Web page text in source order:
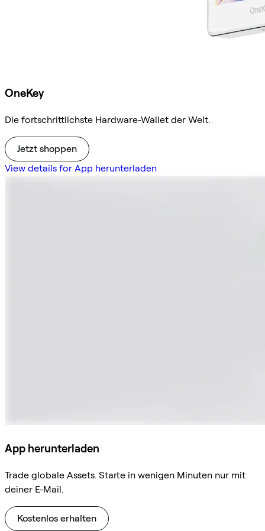
OneKey
Die fortschrittlichste Hardware-Wallet der Welt.
Jetzt shoppen
View details for App herunterladen
App herunterladen
Trade globale Assets. Starte in wenigen Minuten nur mit
deiner E-Mail.
Kostenlos erhalten